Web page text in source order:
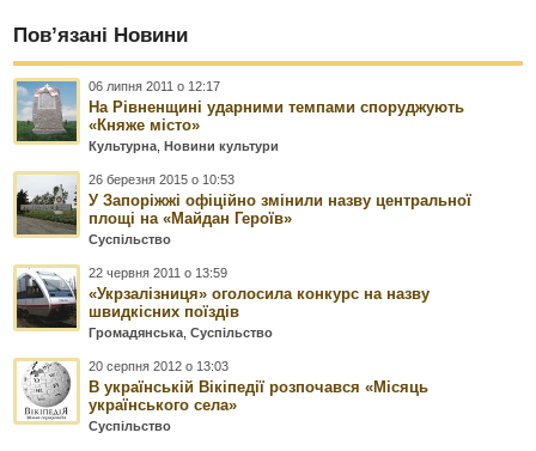
Пов’язані Новини
06 липня 2011 о 12:17
На Рівненщині ударними темпами споруджують
«Княже місто»
Культурна, Новини культури
26 березня 2015 о 10:53
У Запоріжжі офіційно змінили назву центральної
площі на «Майдан Героїв»
Суспільство
22 червня 2011 о 13:59
«Укрзалізниця» оголосила конкурс на назву
швидкісних поїздів
Громадянська,Суспільство
20 серпня 2012 о 13:03
В українській Вікіпедії розпочався «Місяць
українського села»
Суспільство